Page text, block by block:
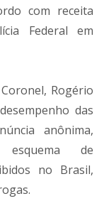
com receita
Federal em
Rogério
das
anônima,
esquema de
no Brasil,